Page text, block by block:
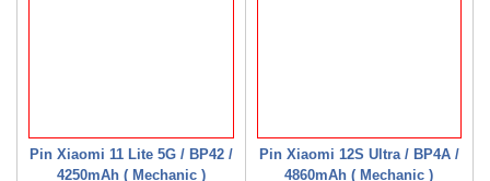
Pin Xiaomi 11 Lite 5G / BP42 /
4250mAh ( Mechanic )
Pin Xiaomi 12S Ultra / BP4A /
4860mAh ( Mechanic )